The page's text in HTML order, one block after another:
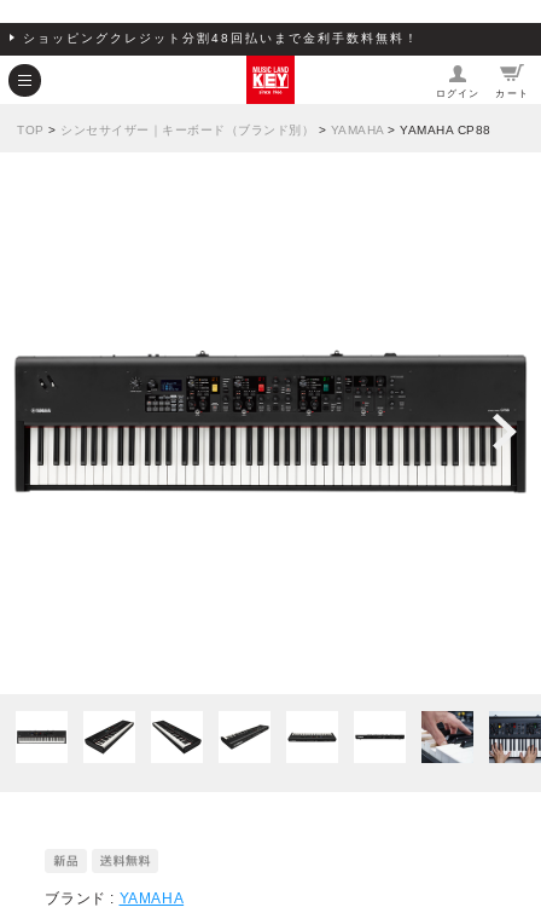
ショッピングクレジット分割48回払いまで金利手数料無料！
ログイン カート
TOP > シンセサイザー｜キーボード（ブランド別） > YAMAHA > YAMAHA CP88
ブランド : YAMAHA